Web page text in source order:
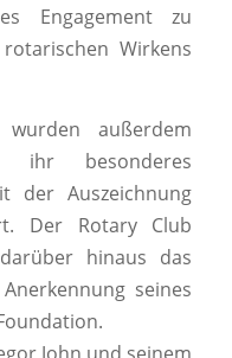
Engagement zu
Wirkens
außerdem
ihr besonderes
der Auszeichnung
Der Rotary Club
hinaus das
seines